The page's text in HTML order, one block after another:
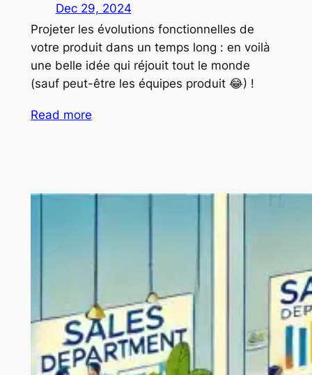
Dec 29, 2024
Projeter les évolutions fonctionnelles de
votre produit dans un temps long : en voilà
une belle idée qui réjouit tout le monde
(sauf peut-être les équipes produit 😂) !
Read more